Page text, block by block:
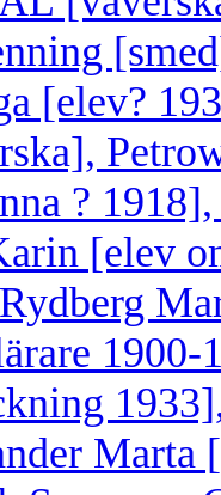
[elev?
?
[elev
1900-